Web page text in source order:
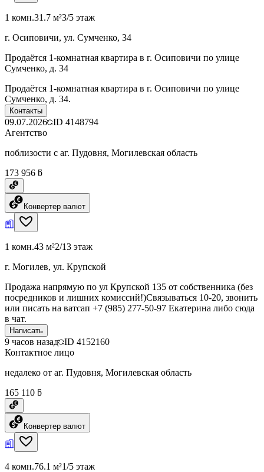
1 комн.31.7 м²3/5 этаж
г. Осиповичи, ул. Сумченко, 34
Продаётся 1-комнатная квартира в г. Осиповичи по улице
Сумченко, д. 34
Продаётся 1-комнатная квартира в г. Осиповичи по улице
Сумченко, д. 34.
Контакты
09.07.2026 ID 4148794
Агентство
поблизости с аг. Пудовня, Могилевская область
173 956 ƃ
Конвертер валют
1 комн.43 м²2/13 этаж
г. Могилев, ул. Крупской
Продажа напрямую по ул Крупской 135 от собственника (без
посредников и лишних комиссий!)Связываться 10-20, звонить
или писать на ватсап +7 (985) 277-50-97 Екатерина либо сюда
в чат.
Написать
9 часов назад ID 4152160
Контактное лицо
недалеко от аг. Пудовня, Могилевская область
165 110 ƃ
Конвертер валют
4 комн.76.1 м²1/5 этаж